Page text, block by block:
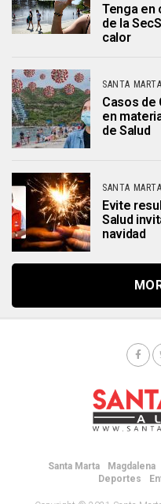
Tenga en
de la
calor
SANTA MARTA
Casos de
en
de Salud
SANTA MARTA
Evite
Salud
navidad
Santa Marta Magdalena
Deportes